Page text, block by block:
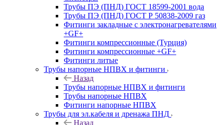
Трубы ПЭ (ПНД) ГОСТ 18599-2001 вода
Трубы ПЭ (ПНД) ГОСТ Р 50838-2009 газ
Фитинги закладные с электронагревателями
+GF+
Фитинги компрессионные (Турция)
Фитинги компрессионные +GF+
Фитинги литые
Трубы напорные НПВХ и фитинги
Назад
Трубы напорные НПВХ и фитинги
Трубы напорные НПВХ
Фитинги напорные НПВХ
Трубы для эл.кабеля и дренажа ПНД
Назад